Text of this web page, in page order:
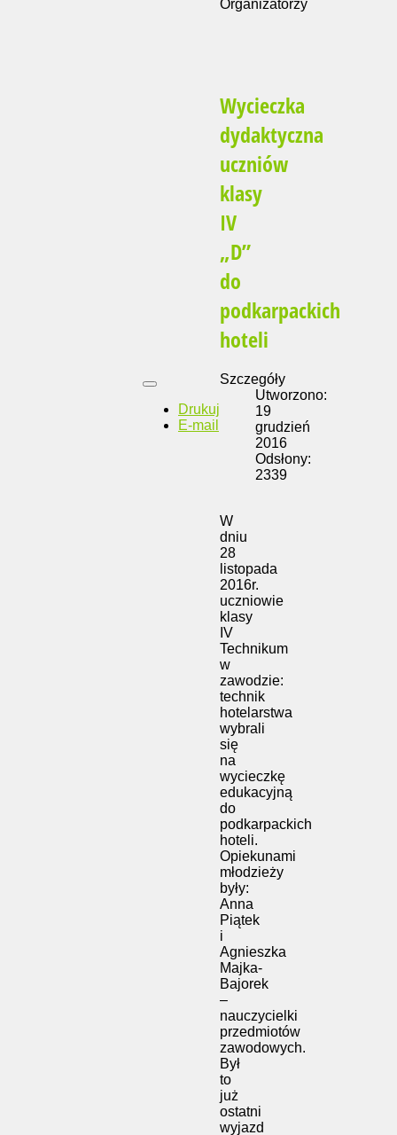
Organizatorzy
Wycieczka
dydaktyczna
uczniów
klasy
IV
„D”
do
podkarpackich
hoteli
Drukuj
E-mail
Szczegóły
Utworzono:
19
grudzień
2016
Odsłony:
2339
W
dniu
28
listopada
2016r.
uczniowie
klasy
IV
Technikum
w
zawodzie:
technik
hotelarstwa
wybrali
się
na
wycieczkę
edukacyjną
do
podkarpackich
hoteli.
Opiekunami
młodzieży
były:
Anna
Piątek
i
Agnieszka
Majka-
Bajorek
–
nauczycielki
przedmiotów
zawodowych.
Był
to
już
ostatni
wyjazd